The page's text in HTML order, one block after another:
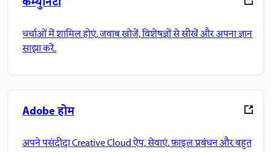
चर्चाओं में शामिल होएं, जवाब खोजें, विशेषज्ञों से सीखें और अपना ज्ञान
साझा करें.
Adobe होम
अपने पसंदीदा Creative Cloud ऐप, सेवाएं, फ़ाइल प्रबंधन और बहुत